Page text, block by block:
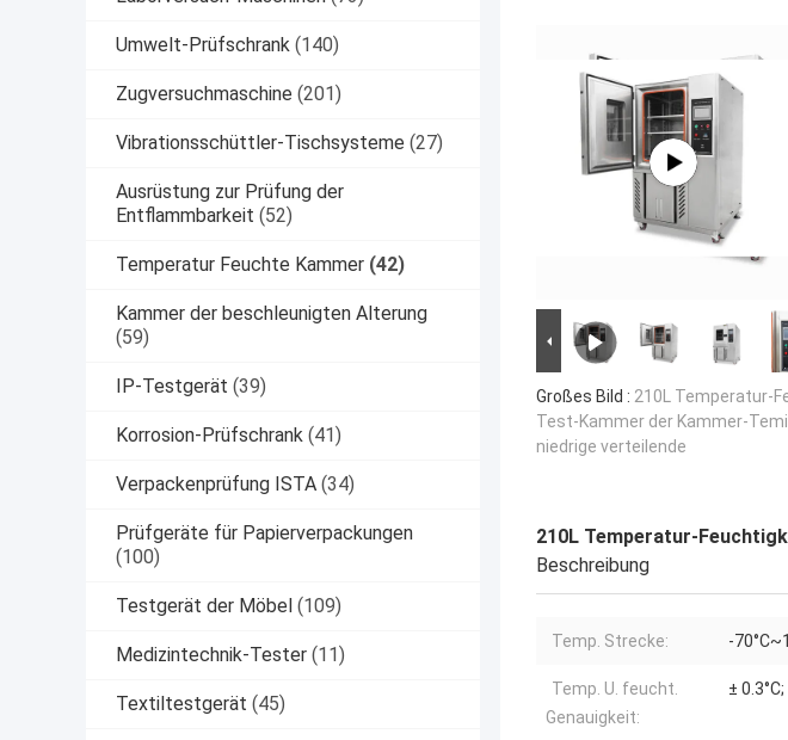
Umwelt-Prüfschrank (140)
Zugversuchmaschine (201)
Vibrationsschüttler-Tischsysteme (27)
Ausrüstung zur Prüfung der
Entflammbarkeit (52)
Temperatur Feuchte Kammer (42)
Kammer der beschleunigten Alterung
(59)
IP-Testgerät (39)
Korrosion-Prüfschrank (41)
Verpackenprüfung ISTA (34)
Prüfgeräte für Papierverpackungen
(100)
Testgerät der Möbel (109)
Medizintechnik-Tester (11)
Textiltestgerät (45)
Großes Bild : 210L Temperatur-
Test-Kammer der Kammer-
niedrige verteilende
210L Temperatur-
Beschreibung
Temp. Strecke: -
Temp. U. feucht.
Genauigkeit:
±